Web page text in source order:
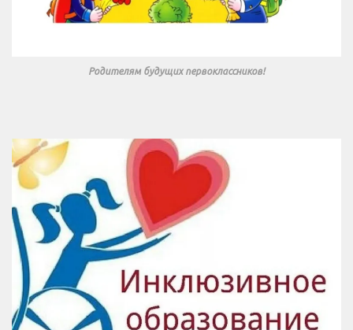
Родителям будущих первоклассников!